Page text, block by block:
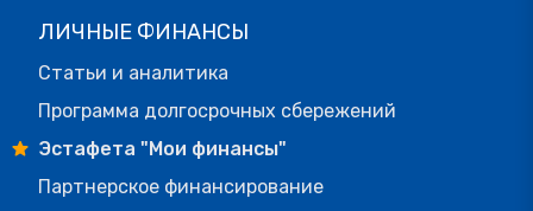
ЛИЧНЫЕ ФИНАНСЫ
Статьи и аналитика
Программа долгосрочных сбережений
Эстафета "Мои финансы"
Партнерское финансирование